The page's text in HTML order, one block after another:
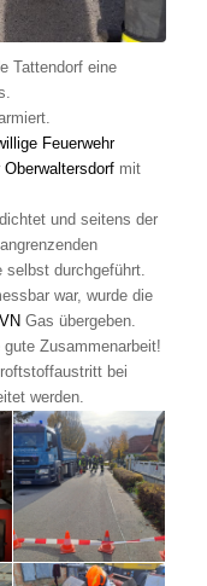
Tattendorf eine
Feuerwehr
mit
und seitens der
durchgeführt.
war, wurde die
Gas übergeben.
Zusammenarbeit!
bei
werden.